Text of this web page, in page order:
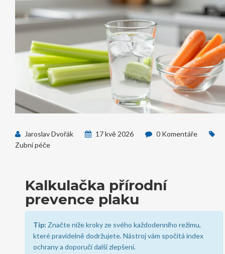
Jaroslav Dvořák 17 kvě 2026
0 Komentáře
Zubní péče
Kalkulačka přírodní
prevence plaku
Tip: Značte níže kroky ze svého každodenního režimu,
které pravidelně dodržujete. Nástroj vám spočítá index
ochrany a doporučí další zlepšení.